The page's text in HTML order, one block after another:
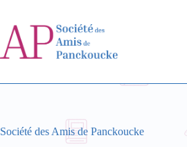
contenu
Société des Amis de Panckoucke